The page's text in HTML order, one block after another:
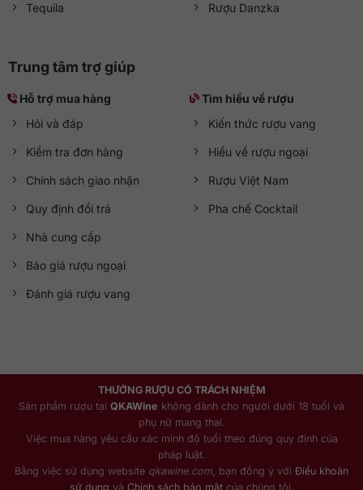
Tequila Rượu Danzka
Trung tâm trợ giúp
Hỗ trợ mua hàng
Hỏi và đáp
Kiểm tra đơn hàng
Chính sách giao nhận
Quy định đổi trả
Nhà cung cấp
Báo giá rượu ngoại
Đánh giá rượu vang
Tìm hiểu về rượu
Kiến thức rượu vang
Hiểu về rượu ngoại
Rượu Việt Nam
Pha chế Cocktail
THƯỞNG RƯỢU CÓ TRÁCH NHIỆM
Sản phẩm rượu tại QKAWine không dành cho người dưới 18 tuổi và
phụ nữ mang thai.
Việc mua hàng yêu cầu xác minh độ tuổi theo đúng quy định của
pháp luật.
Bằng việc sử dụng website qkawine.com , bạn đồng ý với Điều khoản
sử dụng và Chính sách bảo mậtcủa chúng tôi.